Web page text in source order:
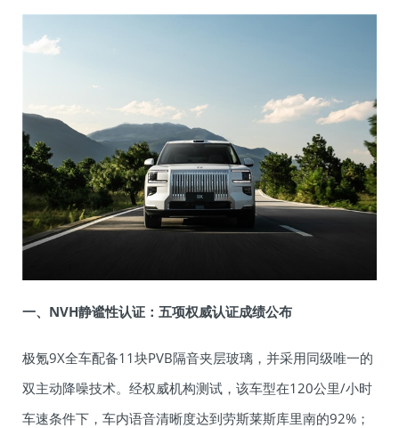
一、NVH静谧性认证：五项权威认证成绩公布
极氪9X全车配备11块PVB隔音夹层玻璃，并采用同级唯一的
双主动降噪技术。经权威机构测试，该车型在120公里/小时
车速条件下，车内语音清晰度达到劳斯莱斯库里南的92%；